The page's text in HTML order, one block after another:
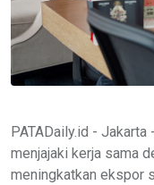
PATADaily.id -
menjajaki kerja sama
meningkatkan ekspor